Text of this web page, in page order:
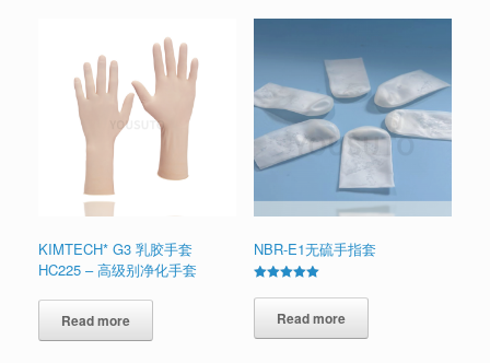
KIMTECH* G3 乳胶手套
HC225 – 高级别净化手套
Read more
NBR-E1无硫手指套
5.00
out of 5Read more